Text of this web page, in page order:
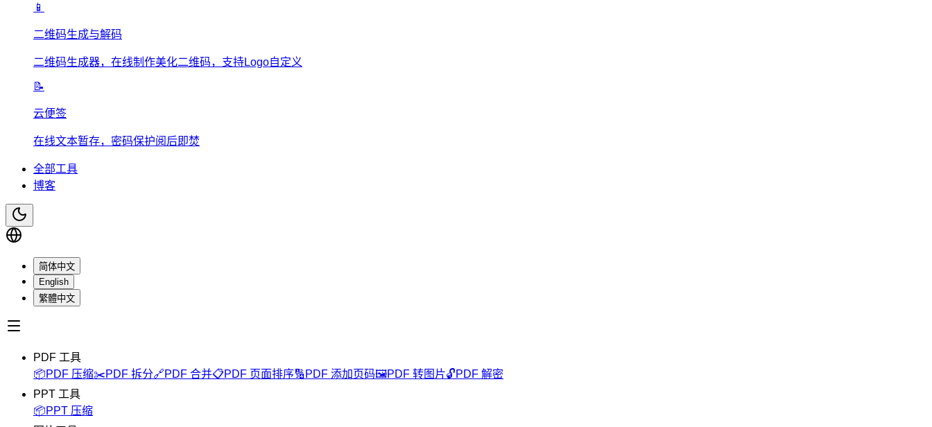
📱
二维码生成与解码
二维码生成器，在线制作美化二维码，支持Logo自定义
📝
云便签
在线文本暂存，密码保护阅后即焚
全部工具
博客
简体中文
English
繁體中文
PDF 工具
📦PDF 压缩✂️PDF 拆分🔗PDF 合并📋PDF 页面排序🔢 PDF 添加页码🖼️PDF 转图片🔓PDF 解密
PPT 工具
📦PPT 压缩